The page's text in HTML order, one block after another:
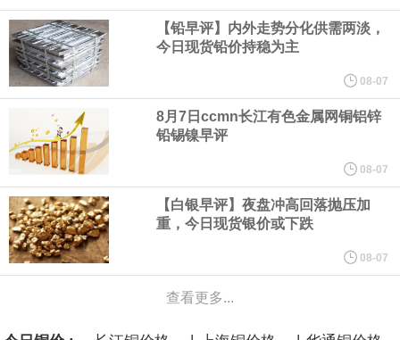
言”，他对赫格塞思所做的工作“非常满意”。
纽约期银突破64美元/盎司，日内涨3.91%。
据报道，威刚近日在法说会上表示，在需求增加、价格走高及货源
稳定的三大有利因素带动下，预期第3季度营运将优于第2季度，并
进一步扩大全年营运成果。
美国国会预算办公室（CBO）于当地时间5日发布报告称，美国海军
计划建造的15艘核动力“特朗普级”（Trump-class）战列舰，从研发
【铅早评】内外走势分化供需两淡，
今日现货铅价持稳为主
08-07
8月7日ccmn长江有色金属网铜铝锌
铅锡镍早评
08-07
【白银早评】夜盘冲高回落抛压加
重，今日现货银价或下跌
08-07
查看更多...